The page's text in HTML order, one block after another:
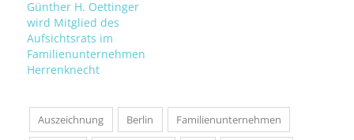
Günther H. Oettinger
wird Mitglied des
Aufsichtsrats im
Familienunternehmen
Herrenknecht
Auszeichnung Berlin Familienunternehmen